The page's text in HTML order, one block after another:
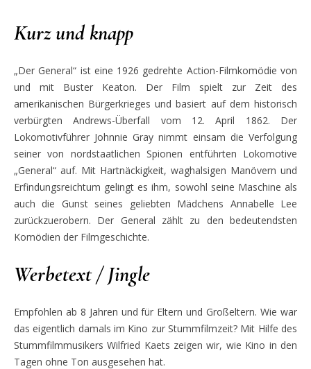
Kurz und knapp
„Der General“ ist eine 1926 gedrehte Action-Filmkomödie von
und mit Buster Keaton. Der Film spielt zur Zeit des
amerikanischen Bürgerkrieges und basiert auf dem historisch
verbürgten Andrews-Überfall vom 12. April 1862. Der
Lokomotivführer Johnnie Gray nimmt einsam die Verfolgung
seiner von nordstaatlichen Spionen entführten Lokomotive
„General“ auf. Mit Hartnäckigkeit, waghalsigen Manövern und
Erfindungsreichtum gelingt es ihm, sowohl seine Maschine als
auch die Gunst seines geliebten Mädchens Annabelle Lee
zurückzuerobern. Der General zählt zu den bedeutendsten
Komödien der Filmgeschichte.
Werbetext / Jingle
Empfohlen ab 8 Jahren und für Eltern und Großeltern. Wie war
das eigentlich damals im Kino zur Stummfilmzeit? Mit Hilfe des
Stummfilmmusikers Wilfried Kaets zeigen wir, wie Kino in den
Tagen ohne Ton ausgesehen hat.